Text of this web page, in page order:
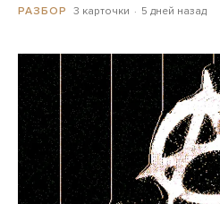
РАЗБОР 3 карточки 5 дней назад